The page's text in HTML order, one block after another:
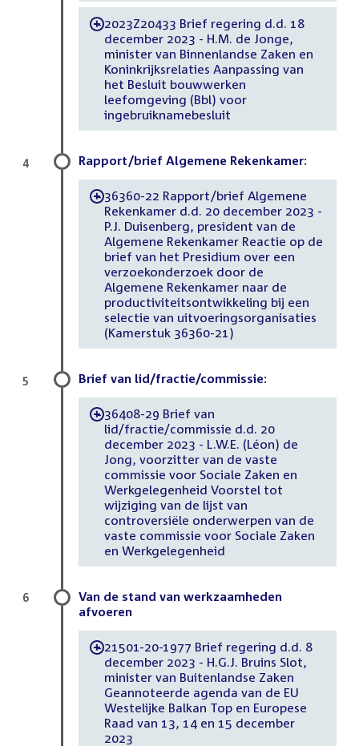
-2023Z20433 Brief regering d.d. 18
december 2023 - H.M. de Jonge,
minister van Binnenlandse Zaken en
Koninkrijksrelaties Aanpassing van
het Besluit bouwwerken
leefomgeving (Bbl) voor
ingebruiknamebesluit
Rapport/brief Algemene Rekenkamer:
-36360-22 Rapport/brief Algemene
Rekenkamer d.d. 20 december 2023 -
P.J. Duisenberg, president van de
Algemene Rekenkamer Reactie op de
brief van het Presidium over een
verzoekonderzoek door de
Algemene Rekenkamer naar de
productiviteitsontwikkeling bij een
selectie van uitvoeringsorganisaties
(Kamerstuk 36360-21)
4
Brief van lid/fractie/commissie:
-36408-29 Brief van
lid/fractie/commissie d.d. 20
december 2023 - L.W.E. (Léon) de
Jong, voorzitter van de vaste
commissie voor Sociale Zaken en
Werkgelegenheid Voorstel tot
wijziging van de lijst van
controversiële onderwerpen van de
vaste commissie voor Sociale Zaken
en Werkgelegenheid
5
Van de stand van werkzaamheden
afvoeren
-21501-20-1977 Brief regering d.d. 8
december 2023 - H.G.J. Bruins Slot,
minister van Buitenlandse Zaken
Geannoteerde agenda van de EU
Westelijke Balkan Top en Europese
Raad van 13, 14 en 15 december
2023
6